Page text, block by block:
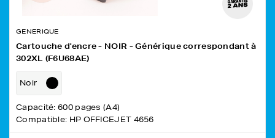
GENERIQUE
Cartouche d'encre - NOIR - Générique correspondant à
302XL (F6U68AE)
Noir
Capacité: 600 pages (A4)
Compatible: HP OFFICEJET 4656